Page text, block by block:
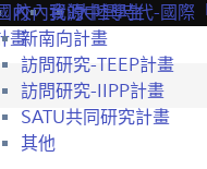
畫
大陸學生
我的中興時代-國際
校內資源
內
新南向計畫
訪問研究-TEEP計畫
訪問研究-IIPP計畫
SATU共同研究計畫
其他